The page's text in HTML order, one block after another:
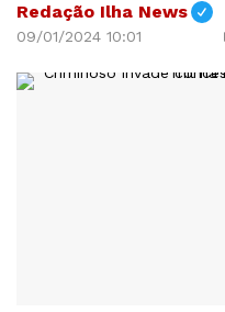
Redação Ilha News
09/01/2024 10:01